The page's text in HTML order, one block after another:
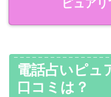
ピュア
電話占いピュ
口コミは？